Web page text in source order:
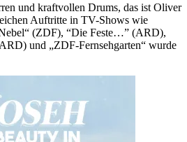
und kraftvollen Drums, das ist Oliver
Auftritte in TV-Shows wie
(ZDF), “Die Feste…” (ARD),
und „ZDF-Fernsehgarten“ wurde